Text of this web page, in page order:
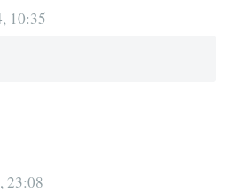
10:35
23:08